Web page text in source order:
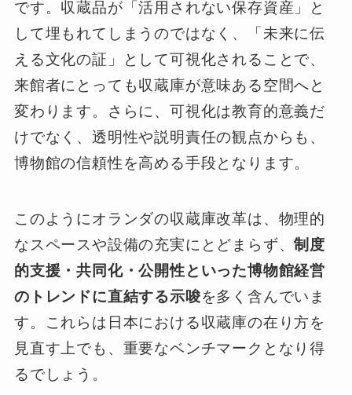
です。収蔵品が「活用されない保存資産」と
して埋もれてしまうのではなく、「未来に伝
える文化の証」として可視化されることで、
来館者にとっても収蔵庫が意味ある空間へと
変わります。さらに、可視化は教育的意義だ
けでなく、透明性や説明責任の観点からも、
博物館の信頼性を高める手段となります。
このようにオランダの収蔵庫改革は、物理的
なスペースや設備の充実にとどまらず、制度
的支援・共同化・公開性といった博物館経営
のトレンドに直結する示唆を多く含んでいま
す。これらは日本における収蔵庫の在り方を
見直す上でも、重要なベンチマークとなり得
るでしょう。